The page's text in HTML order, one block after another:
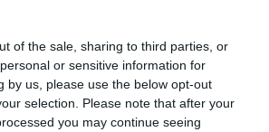
of the sale, sharing to third parties, or
or sensitive information for
by us, please use the below opt-out
selection. Please note that after your
you may continue seeing
Το βιογραφικό της
των Podcast
χώρο των ελληνικών podcasts